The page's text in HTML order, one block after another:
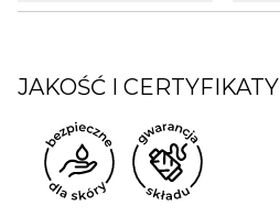
JAKOŚĆ I CERTYFIKATY